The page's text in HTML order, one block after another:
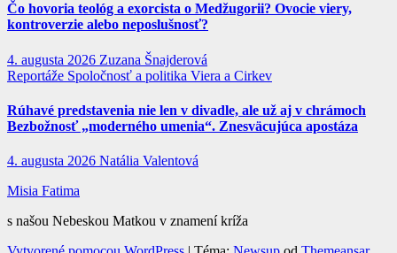
Čo hovoria teológ a exorcista o Medžugorii? Ovocie viery,
kontroverzie alebo neposlušnosť?
4. augusta 2026 Zuzana Šnajderová
Reportáže Spoločnosť a politika Viera a Cirkev
Rúhavé predstavenia nie len v divadle, ale už aj v chrámoch
Bezbožnosť „moderného umenia“. Znesväcujúca apostáza
4. augusta 2026 Natália Valentová
Misia Fatima
s našou Nebeskou Matkou v znamení kríža